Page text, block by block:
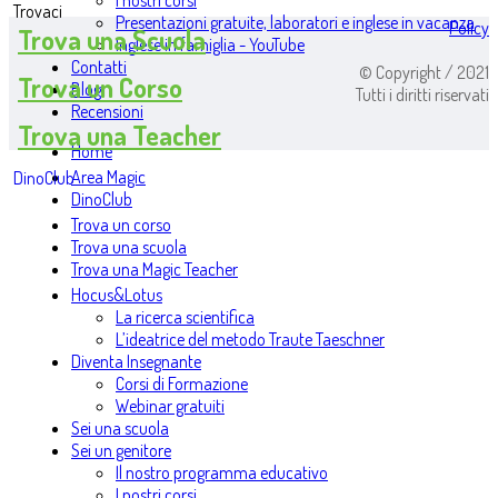
Presentazioni gratuite, laboratori e inglese in vacanza
Inglese in famiglia - YouTube
Contatti
Blog
Recensioni
Home
Area Magic
DinoClub
Trova un corso
Trova una scuola
Trova una Magic Teacher
Hocus&Lotus
La ricerca scientifica
L’ideatrice del metodo Traute Taeschner
Diventa Insegnante
Corsi di Formazione
Webinar gratuiti
Sei una scuola
Sei un genitore
Il nostro programma educativo
Trovaci
Trova una Scuola
Trova un Corso
Trova una Teacher
DinoClub
Policy
© Copyright / 2021
Tutti i diritti riservati